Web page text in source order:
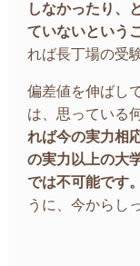
しなかったり、
ていないという
れば長丁場の受
偏差値を伸ばし
は、思っている
れば今の実力相
の実力以上の大
では不可能です。
うに、今からし